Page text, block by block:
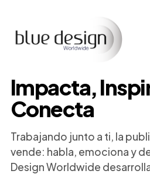
Impacta,
Conecta
Trabajando junto a ti, la
vende: habla, emociona y
Design Worldwide